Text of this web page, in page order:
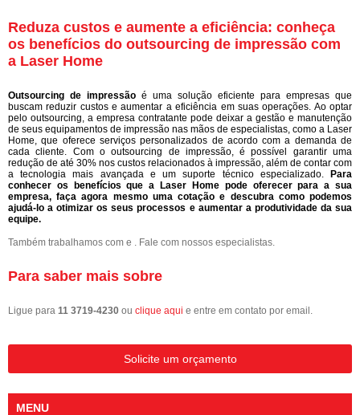
Reduza custos e aumente a eficiência: conheça
os benefícios do outsourcing de impressão com
a Laser Home
Outsourcing de impressão é uma solução eficiente para empresas que
buscam reduzir custos e aumentar a eficiência em suas operações. Ao optar
pelo outsourcing, a empresa contratante pode deixar a gestão e manutenção
de seus equipamentos de impressão nas mãos de especialistas, como a Laser
Home, que oferece serviços personalizados de acordo com a demanda de
cada cliente. Com o outsourcing de impressão, é possível garantir uma
redução de até 30% nos custos relacionados à impressão, além de contar com
a tecnologia mais avançada e um suporte técnico especializado. Para
conhecer os benefícios que a Laser Home pode oferecer para a sua
empresa, faça agora mesmo uma cotação e descubra como podemos
ajudá-lo a otimizar os seus processos e aumentar a produtividade da sua
equipe.
Também trabalhamos com e . Fale com nossos especialistas.
Para saber mais sobre
Ligue para 11 3719-4230 ou clique aqui e entre em contato por email.
Solicite um orçamento
MENU